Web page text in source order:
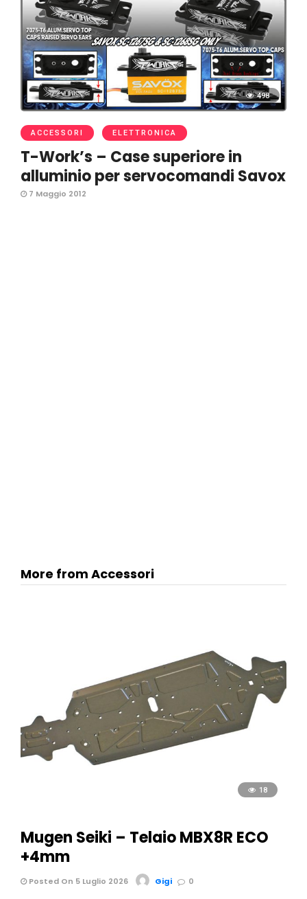
498
ACCESSORI ELETTRONICA
T-Work’s – Case superiore in
alluminio per servocomandi Savox
7 Maggio 2012
More from Accessori
18
Mugen Seiki – Telaio MBX8R ECO
+4mm
Posted On 5 Luglio 2026 Gigi 0